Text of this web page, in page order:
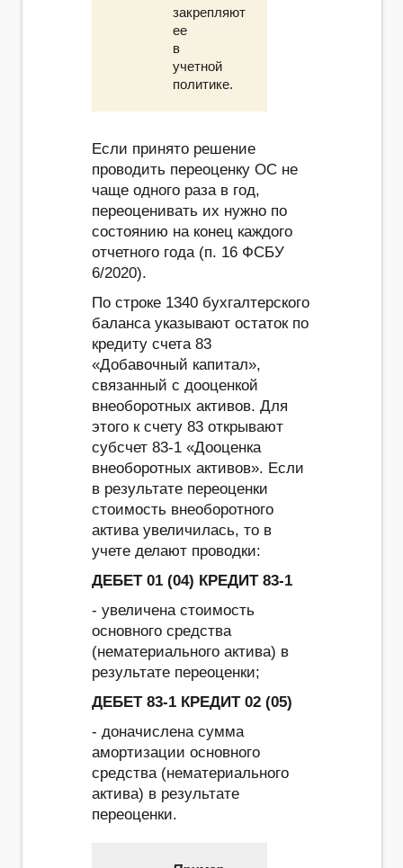
закрепляют
ее
в
учетной
политике.
Если принято решение
проводить переоценку ОС не
чаще одного раза в год,
переоценивать их нужно по
состоянию на конец каждого
отчетного года (п. 16 ФСБУ
6/2020).
По строке 1340 бухгалтерского
баланса указывают остаток по
кредиту счета 83
«Добавочный капитал»,
связанный с дооценкой
внеоборотных активов. Для
этого к счету 83 открывают
субсчет 83-1 «Дооценка
внеоборотных активов». Если
в результате переоценки
стоимость внеоборотного
актива увеличилась, то в
учете делают проводки:
ДЕБЕТ 01 (04) КРЕДИТ 83-1
- увеличена стоимость
основного средства
(нематериального актива) в
результате переоценки;
ДЕБЕТ 83-1 КРЕДИТ 02 (05)
- доначислена сумма
амортизации основного
средства (нематериального
актива) в результате
переоценки.